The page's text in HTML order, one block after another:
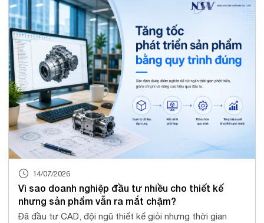
14/07/2026
Vì sao doanh nghiệp đầu tư nhiều cho thiết kế
nhưng sản phẩm vẫn ra mắt chậm?
Đã đầu tư CAD, đội ngũ thiết kế giỏi nhưng thời gian